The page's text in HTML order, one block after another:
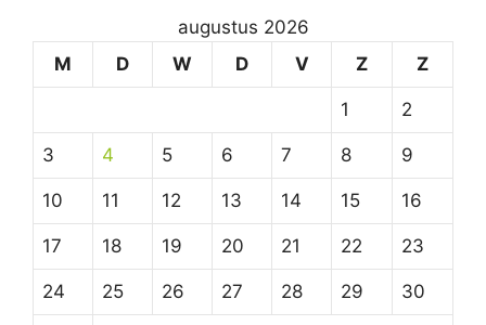
augustus 2026
M
D W D V Z Z
1 2
3 4 5 6 7 8 9
10 11 12 13 14 15 16
17 18 19 20 21 22 23
24 25 26 27 28 29 30